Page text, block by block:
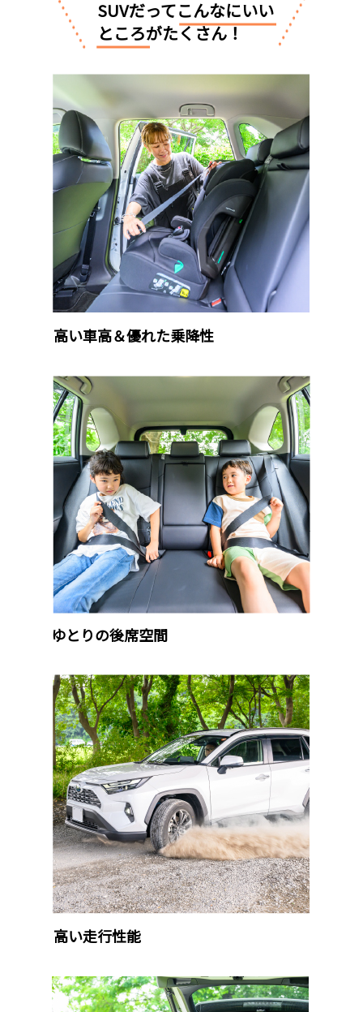
SUVだってこんなにいい
ところがたくさん！
高い車高＆優れた乗降性
ゆとりの後席空間
高い走行性能